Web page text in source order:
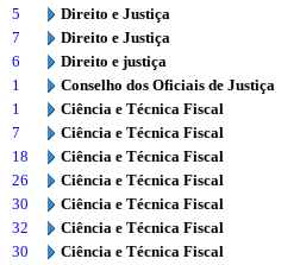
5
Direito e Justiça
7
Direito e Justiça
6
Direito e justiça
1
Conselho dos Oficiais de Justiça
1
Ciência e Técnica Fiscal
7
Ciência e Técnica Fiscal
18
Ciência e Técnica Fiscal
26
Ciência e Técnica Fiscal
30
Ciência e Técnica Fiscal
32
Ciência e Técnica Fiscal
30
Ciência e Técnica Fiscal